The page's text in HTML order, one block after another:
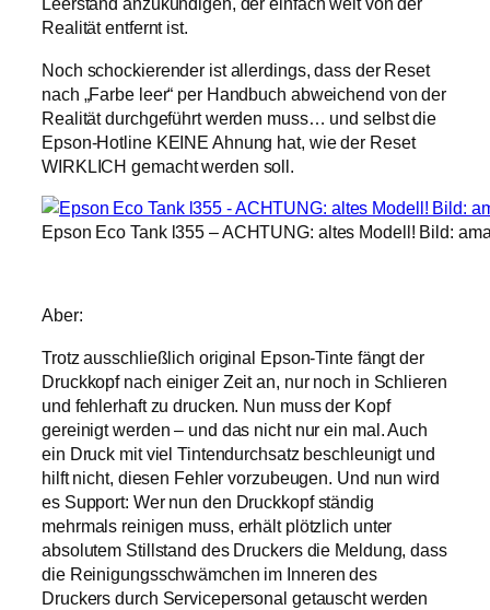
Realität entfernt ist.
Noch schockierender ist allerdings, dass der Reset
nach „Farbe leer“ per Handbuch abweichend von der
Realität durchgeführt werden muss… und selbst die
Epson-Hotline KEINE Ahnung hat, wie der Reset
WIRKLICH gemacht werden soll.
Epson Eco Tank l355 – ACHTUNG: altes Modell! Bild:
Aber:
Trotz ausschließlich original Epson-Tinte fängt der
Druckkopf nach einiger Zeit an, nur noch in Schlieren
und fehlerhaft zu drucken. Nun muss der Kopf
gereinigt werden – und das nicht nur ein mal. Auch
ein Druck mit viel Tintendurchsatz beschleunigt und
hilft nicht, diesen Fehler vorzubeugen. Und nun wird
es Support: Wer nun den Druckkopf ständig
mehrmals reinigen muss, erhält plötzlich unter
absolutem Stillstand des Druckers die Meldung, dass
die Reinigungsschwämchen im Inneren des
Druckers durch Servicepersonal getauscht werden